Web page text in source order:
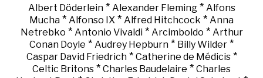
Albert Döderlein* Alexander Fleming* Alfons
Mucha * Alfonso IX * Alfred Hitchcock * Anna
Netrebko * Antonio Vivaldi* Arcimboldo * Arthur
Conan Doyle * Audrey Hepburn * Billy Wilder *
Caspar David Friedrich* Catherine de Médicis*
Celtic Britons * Charles Baudelaire * Charles